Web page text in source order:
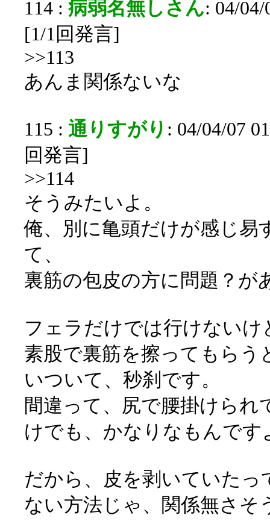
114 : 病弱名無しさん: 04/
[1/1回発言]
>>113
あんま関係ないな
115 : 通りすがり : 04/04/07
回発言]
>>114
そうみたいよ。
俺、別に亀頭だけが感じ易
て、
裏筋の包皮の方に問題？が
フェラだけでは行けないけ
素股で裏筋を擦ってもらう
いついて、秒刹です。
間違って、尻で腰掛けられ
けでも、かなりなもんです
だから、皮を剥いていたっ
ない方法じゃ、関係無さそ